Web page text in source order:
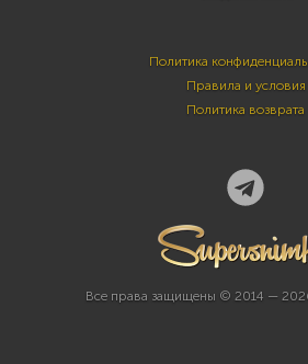
Политика
Правила и условия
Политика возврата
Все права защищены © 2014 —